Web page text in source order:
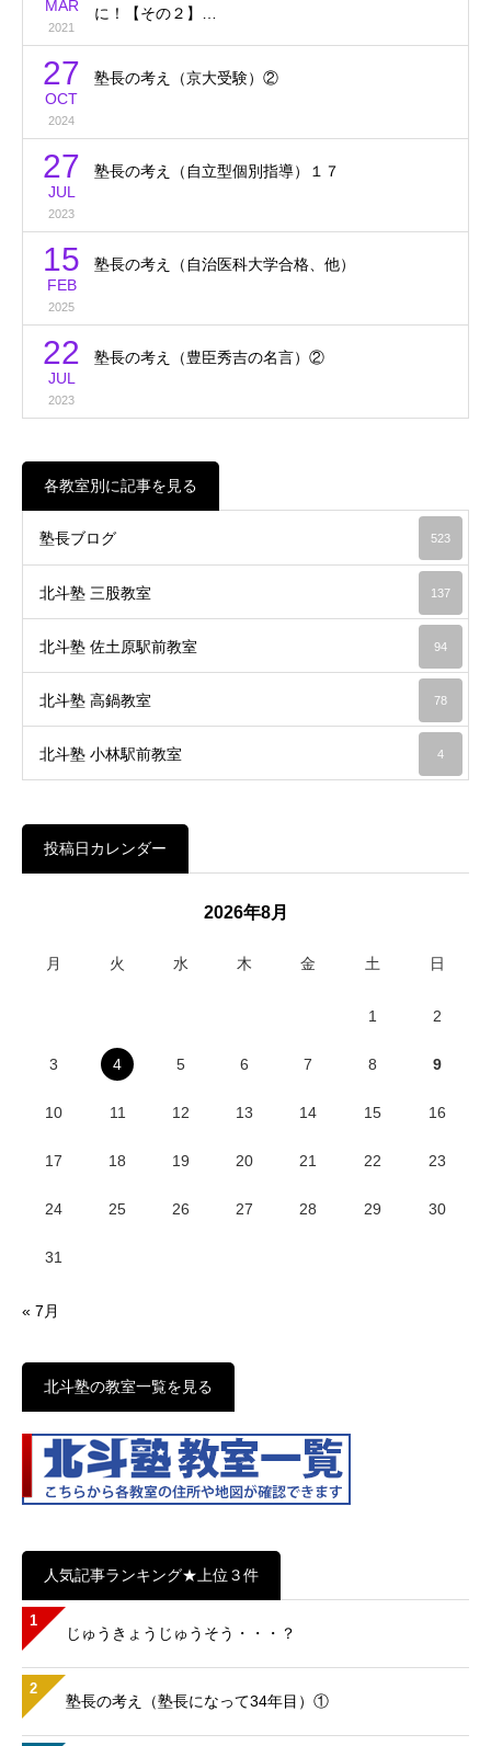
MAR
2021
に！【その２】…
27
OCT
2024
塾長の考え（京大受験）②
27
JUL
2023
塾長の考え（自立型個別指導）１７
15
FEB
2025
塾長の考え（自治医科大学合格、他）
22
JUL
2023
塾長の考え（豊臣秀吉の名言）②
各教室別に記事を見る
塾長ブログ 523
北斗塾 三股教室 137
北斗塾 佐土原駅前教室 94
北斗塾 高鍋教室 78
北斗塾 小林駅前教室 4
投稿日カレンダー
2026年8月
月 火 水 木 金 土 日
1 2
3 4 5 6 7 8 9
10 11 12 13 14 15 16
17 18 19 20 21 22 23
24 25 26 27 28 29 30
31
« 7月
北斗塾の教室一覧を見る
人気記事ランキング★上位３件
1
じゅうきょうじゅうそう・・・？
2
塾長の考え（塾長になって34年目）①